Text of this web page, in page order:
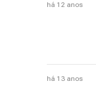
há 12 anos
há 13 anos